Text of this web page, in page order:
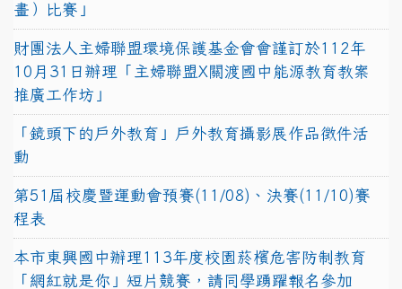
畫）比賽」
財團法人主婦聯盟環境保護基金會會謹訂於112年
10月31日辦理「主婦聯盟X關渡國中能源教育教案
推廣工作坊」
「鏡頭下的戶外教育」戶外教育攝影展作品徵件活
動
第51屆校慶暨運動會預賽(11/08)、決賽(11/10)賽
程表
本市東興國中辦理113年度校園菸檳危害防制教育
「網紅就是你」短片競賽，請同學踴躍報名參加